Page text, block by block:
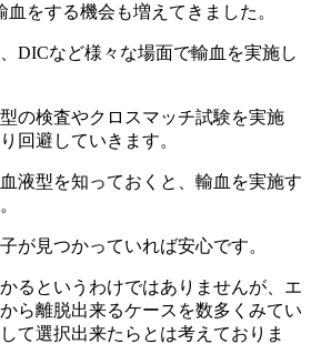
をする機会も増えてきました。
DICなど様々な場面で輸血を実施し
の検査やクロスマッチ試験を実施
回避していきます。
液型を知っておくと、輸血を実施す
が見つかっていれば安心です。
るというわけではありませんが、エ
ら離脱出来るケースを数多くみてい
て選択出来たらとは考えておりま